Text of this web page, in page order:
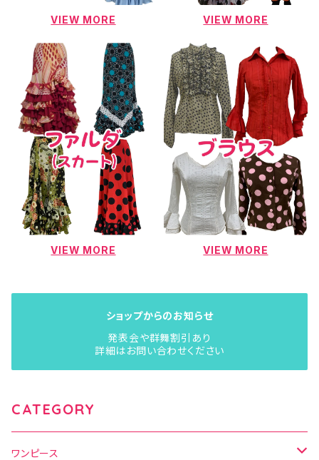
VIEW MORE VIEW MORE
VIEW MORE VIEW MORE
ショップからのお知らせ
発表会や群舞割引あり
詳細はお問い合わせください
CATEGORY
ワンピース